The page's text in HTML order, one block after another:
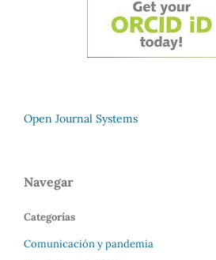
Open Journal Systems
Navegar
Categorías
Comunicación y pandemia